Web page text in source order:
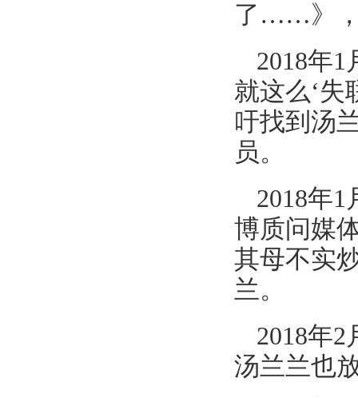
了……》，
2018年
就这么‘失
吁找到汤
员。
2018年
博质问媒
其母不实
兰。
2018年
汤兰兰也